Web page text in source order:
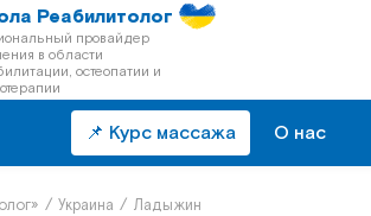
Реабилитолог
провайдер
в области
остеопатии и
📌 Курс массажа О нас
/ Украина / Ладыжин